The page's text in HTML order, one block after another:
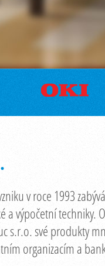
v roce 1993
a výpočetní techniky.
s.r.o. své produkty
organizacím a